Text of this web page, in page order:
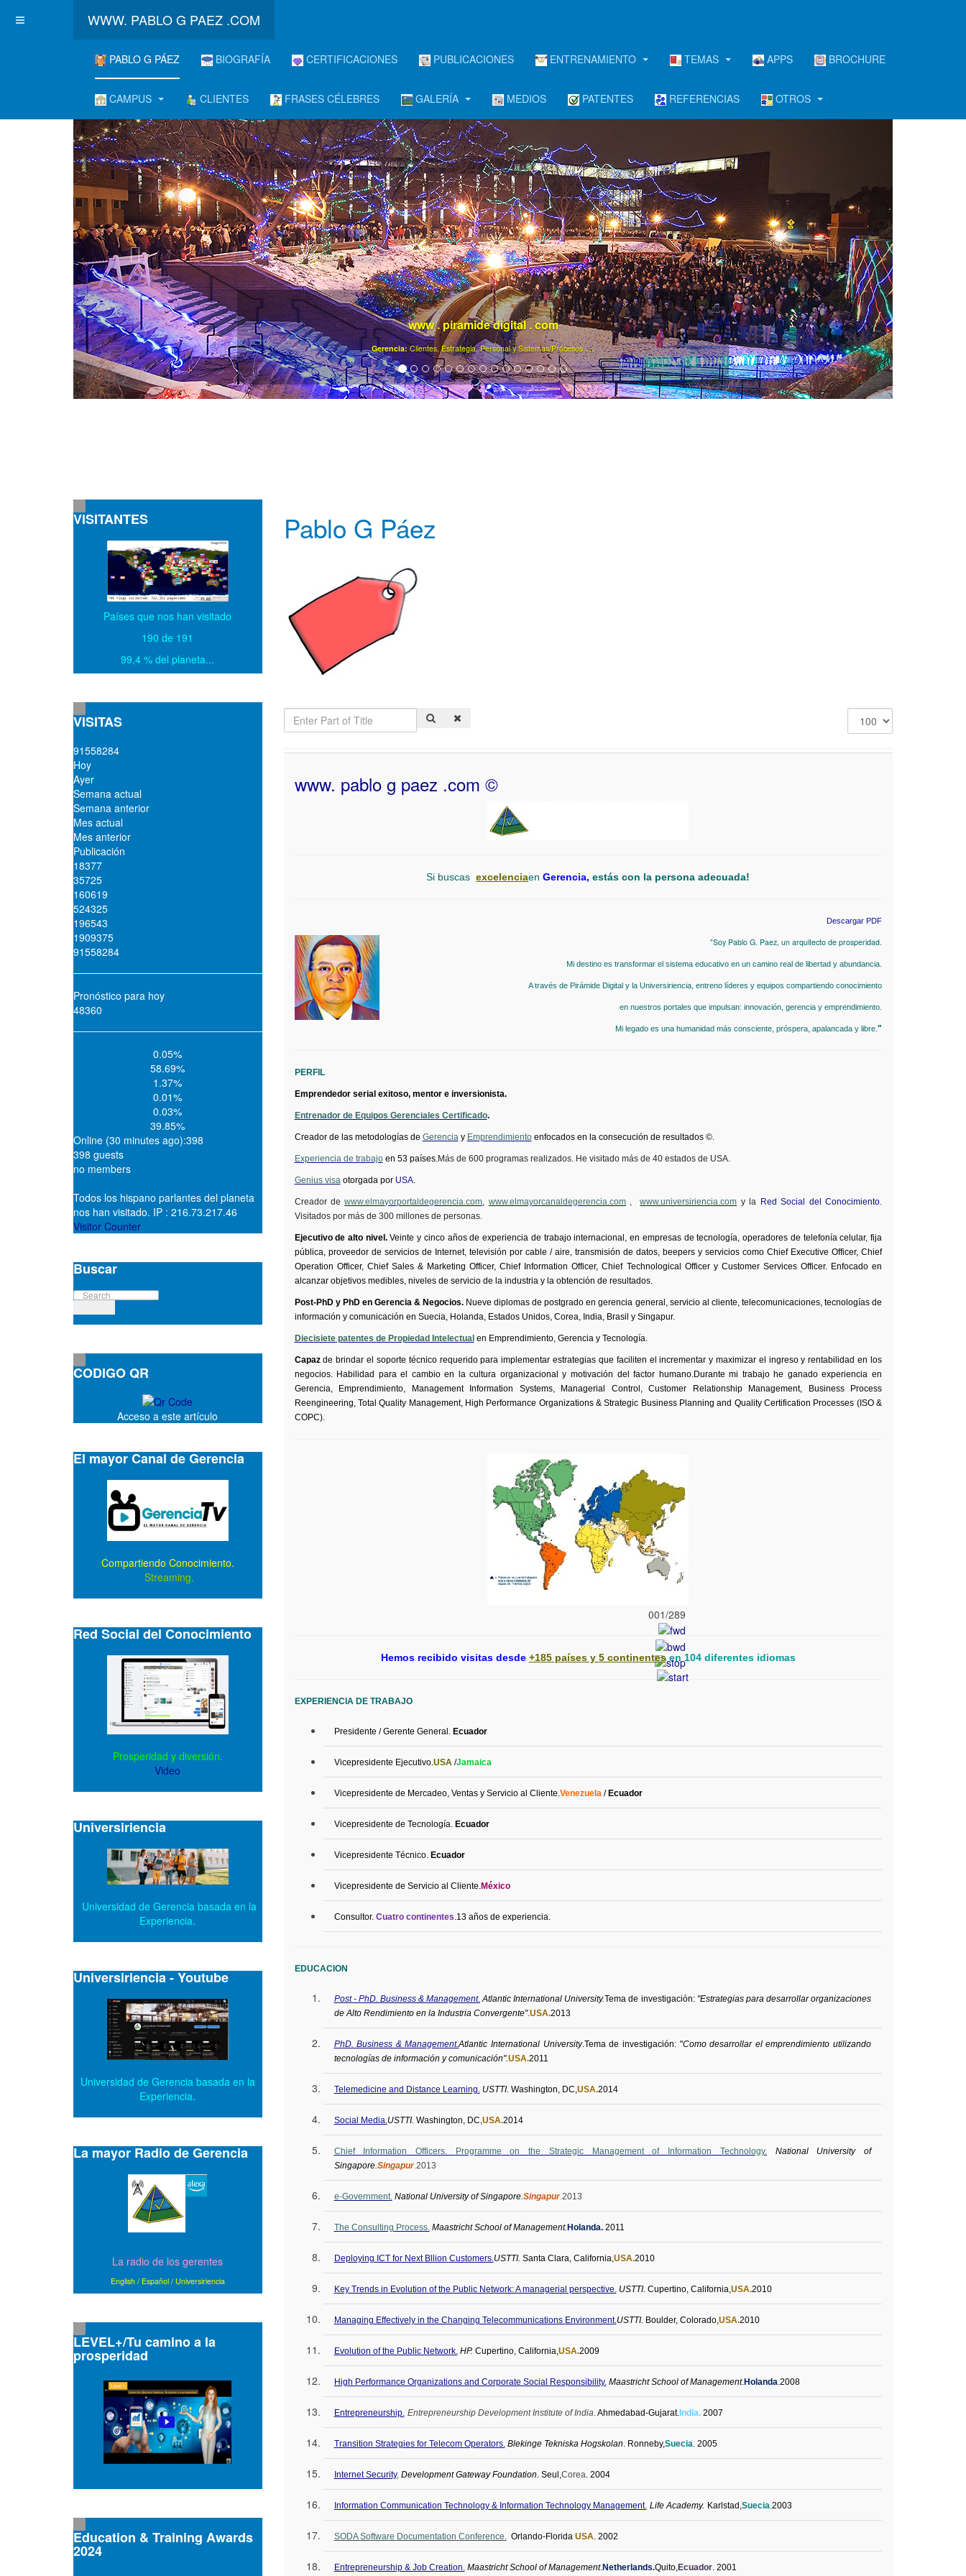
WWW. PABLO G PAEZ .COM
PABLO G PÁEZ BIOGRAFÍA CERTIFICACIONES PUBLICACIONES ENTRENAMIENTO TEMAS APPS BROCHURE
CAMPUS CLIENTES FRASES CÉLEBRES GALERÍA MEDIOS PATENTES REFERENCIAS OTROS
www . piramide digital . com
Gerencia: Clientes, Estrategia, Personal y Sistemas/Procesos...
Pablo G Páez
Enter
Part
Display
#
www. pablo g paez .com ©
Si buscas excelenciaen Gerencia, estás con la persona adecuada!
Descargar PDF
"Soy Pablo G. Paez, un arquitecto de prosperidad.
Mi destino es transformar el sistema educativo en un camino real de libertad y abundancia.
A través de Pirámide Digital y la Universiriencia, entreno líderes y equipos compartiendo conocimiento
en nuestros portales que impulsan: innovación, gerencia y emprendimiento.
Mi legado es una humanidad más consciente, próspera, apalancada y libre. "
PERFIL
Emprendedor serial exitoso, mentor e inversionista.
Entrenador de Equipos Gerenciales Certificado.
Creador de las metodologías de Gerenciay Emprendimientoenfocados en la consecución de resultados ©.
Experiencia de trabajoen 53 países.Más de 600 programas realizados. He visitado más de 40 estados de USA.
Genius visaotorgada por USA.
Creador dewww.elmayorportaldegerencia.com, www.elmayorcanaldegerencia.com, www.universiriencia.com y la Red Social del Conocimiento.
Visitados por más de 300 millones de personas.
Ejecutivo de alto nivel.Veinte y cinco años de experiencia de trabajo internacional, en empresas de tecnología, operadores de telefonía celular, fija
pública, proveedor de servicios de Internet, televisión por cable / aire, transmisión de datos, beepers y servicios como Chief Executive Officer,Chief
Operation Officer, ChiefSales & MarketingOfficer,Chief Information Officer,Chief Technological Officery Customer Services Officer. Enfocado en
alcanzar objetivos medibles, niveles de servicio de la industria y la obtención de resultados.
Post-PhD y PhD en Gerencia & Negocios.Nueve diplomas de postgrado en gerencia general, servicio al cliente, telecomunicaciones, tecnologías de
información y comunicación en Suecia, Holanda, Estados Unidos, Corea, India, Brasil y Singapur.
Diecisiete patentes de Propiedad Intelectual en Emprendimiento, Gerencia y Tecnología.
Capazde brindar el soporte técnico requerido para implementar estrategias que faciliten el incrementar y maximizar el ingreso y rentabilidad en los
negocios. Habilidad para el cambio en la cultura organizacional y motivación del factor humano.Durante mi trabajohe ganado experiencia en
Gerencia, Emprendimiento, Management Information Systems, Managerial Control, Customer Relationship Management, Business Process
Reengineering, Total Quality Management, High Performance Organizations & Strategic Business Planning and Quality Certification Processes (ISO &
COPC).
Experiencia del Equipo de trabajo de
001/289
Hemos recibido visitas desde +185 países y 5 continentesen 104 diferentes idiomas
EXPERIENCIA DE TRABAJO
Presidente /Gerente General. Ecuador
Vicepresidente Ejecutivo.USA/Jamaica
Vicepresidente de Mercadeo, Ventas y Servicio al Cliente.Venezuela/ Ecuador
Vicepresidente de Tecnología. Ecuador
Vicepresidente Técnico. Ecuador
Vicepresidente de Servicio al Cliente.México
Consultor.Cuatro continentes.13 años de experiencia.
EDUCACION
Post - PhD. Business & Management. Atlantic International University.Tema de investigación: "Estrategias para desarrollar organizaciones
de Alto Rendimiento en la Industria Convergente".USA.2013
PhD. Business & Management.Atlantic International University.Tema de investigación: "Como desarrollar el emprendimiento utilizando
tecnologías de información y comunicación".USA.2011
Telemedicine and Distance Learning. USTTI. Washington, DC,USA.2014
Social Media.USTTI. Washington, DC,USA.2014
Chief Information Officers. Programme on the Strategic Management of Information Technology.
National University of
Singapore.Singapur.2013
e-Government. National University of Singapore.Singapur.2013
The Consulting Process. Maastricht School of Management. Holanda. 2011
Deploying ICT for Next Bllion Customers.USTTI. Santa Clara, California,USA.2010
Key Trends in Evolution of the Public Network: A managerial perspective. USTTI. Cupertino, California,USA.2010
Managing Effectively in the Changing Telecommunications Environment.USTTI. Boulder, Colorado,USA.2010
Evolution of the Public Network.HP. Cupertino, California,USA.2009
High Performance Organizations and Corporate Social Responsibility. Maastricht School of Management.Holanda.2008
Entrepreneurship. Entrepreneurship Development Institute of India.Ahmedabad-Gujarat.India.2007
Transition Strategies for Telecom Operators. Blekinge Tekniska Hogskolan. Ronneby,Suecia. 2005
Internet Security, Development Gateway Foundation. Seul ,Corea. 2004
Information Communication Technology & Information Technology Management. Life Academy. Karlstad,Suecia.2003
SODA Software Documentation Conference.Orlando-FloridaUSA. 2002
Entrepreneurship & Job Creation. Maastricht School of Management.Netherlands.Quito,Ecuador. 2001
VISITANTES
Países que nos han visitado
190 de 191
99,4 % del planeta...
VISITAS
91558284
Hoy
Ayer
Semana actual
Semana anterior
Mes actual
Mes anterior
Publicación
18377
35725
160619
524325
196543
1909375
91558284
Pronóstico para hoy
48360
0.05%
58.69%
1.37%
0.01%
0.03%
39.85%
Online (30 minutes ago):398
398 guests
no members
Todos los hispano parlantes del planeta
nos han visitado. IP : 216.73.217.46
Visitor Counter
Buscar
CODIGO QR
Acceso a este artículo
El mayor Canal de Gerencia
Compartiendo Conocimiento.
Streaming.
Red Social del Conocimiento
Prosperidad y diversión.
Video
Universiriencia
Universidad de Gerencia basada en la
Experiencia.
Universiriencia - Youtube
Universidad de Gerencia basada en la
Experiencia.
La mayor Radio de Gerencia
La radio de los gerentes
English/ Español/ Universiriencia
LEVEL+/Tu camino a la
prosperidad
Education & Training Awards
2024